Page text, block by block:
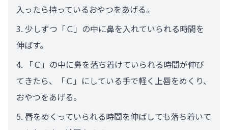
入ったら持っているおやつをあげる。
少しずつ「Ｃ」の中に鼻を入れていられる時間を
伸ばす。
「Ｃ」の中に鼻を落ち着けていられる時間が伸び
てきたら、「Ｃ」にしている手で軽く上唇をめくり、
おやつをあげる。
唇をめくっていられる時間を伸ばしても落ち着いて